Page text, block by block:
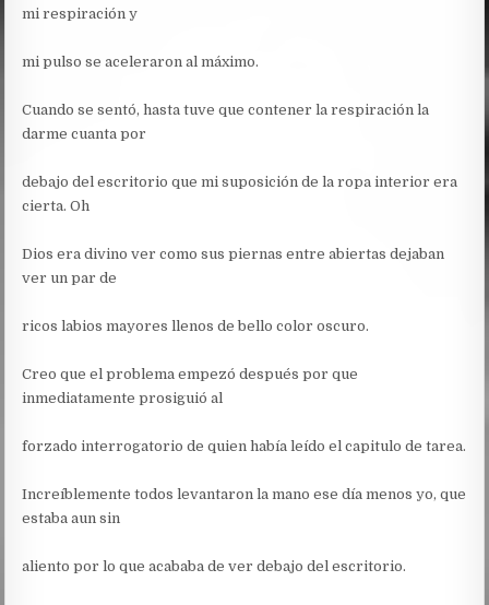
mi respiración y
mi pulso se aceleraron al máximo.
Cuando se sentó, hasta tuve que contener la respiración la
darme cuanta por
debajo del escritorio que mi suposición de la ropa interior era
cierta. Oh
Dios era divino ver como sus piernas entre abiertas dejaban
ver un par de
ricos labios mayores llenos de bello color oscuro.
Creo que el problema empezó después por que
inmediatamente prosiguió al
forzado interrogatorio de quien había leído el capitulo de tarea.
Increíblemente todos levantaron la mano ese día menos yo, que
estaba aun sin
aliento por lo que acababa de ver debajo del escritorio.